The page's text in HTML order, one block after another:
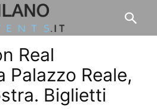
Real
Palazzo Reale,
Biglietti